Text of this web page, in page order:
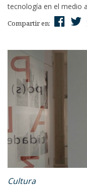
tecnología en el medio
Compartir en:
Cultura